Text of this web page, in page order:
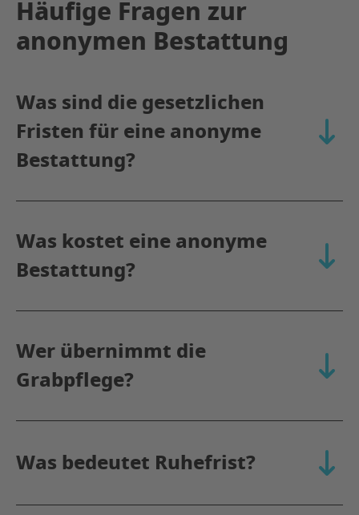
Häufige Fragen zur
anonymen Bestattung
Was sind die gesetzlichen
Fristen für eine anonyme
Bestattung?
Was kostet eine anonyme
Bestattung?
Wer übernimmt die
Grabpflege?
Was bedeutet Ruhefrist?